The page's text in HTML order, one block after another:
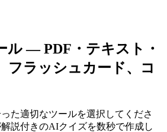
ル — PDF・テキスト・
フラッシュカード、コ
た適切なツールを選択してくださ
説付きのAIクイズを数秒で作成し